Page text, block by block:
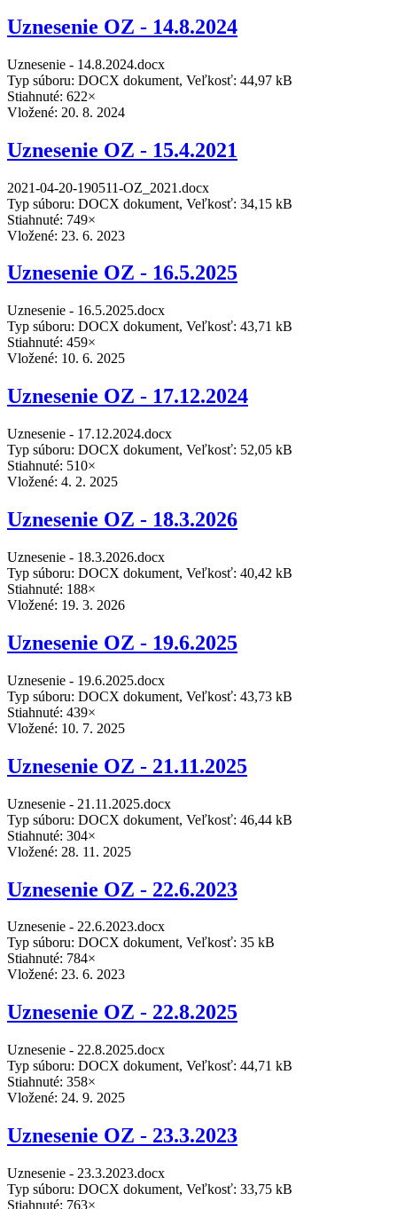
Uznesenie OZ - 14.8.2024
Uznesenie - 14.8.2024.docx
Typ súboru: DOCX dokument, Veľkosť: 44,97 kB
Stiahnuté: 622×
Vložené: 20. 8. 2024
Uznesenie OZ - 15.4.2021
2021-04-20-190511-OZ_2021.docx
Typ súboru: DOCX dokument, Veľkosť: 34,15 kB
Stiahnuté: 749×
Vložené: 23. 6. 2023
Uznesenie OZ - 16.5.2025
Uznesenie - 16.5.2025.docx
Typ súboru: DOCX dokument, Veľkosť: 43,71 kB
Stiahnuté: 459×
Vložené: 10. 6. 2025
Uznesenie OZ - 17.12.2024
Uznesenie - 17.12.2024.docx
Typ súboru: DOCX dokument, Veľkosť: 52,05 kB
Stiahnuté: 510×
Vložené: 4. 2. 2025
Uznesenie OZ - 18.3.2026
Uznesenie - 18.3.2026.docx
Typ súboru: DOCX dokument, Veľkosť: 40,42 kB
Stiahnuté: 188×
Vložené: 19. 3. 2026
Uznesenie OZ - 19.6.2025
Uznesenie - 19.6.2025.docx
Typ súboru: DOCX dokument, Veľkosť: 43,73 kB
Stiahnuté: 439×
Vložené: 10. 7. 2025
Uznesenie OZ - 21.11.2025
Uznesenie - 21.11.2025.docx
Typ súboru: DOCX dokument, Veľkosť: 46,44 kB
Stiahnuté: 304×
Vložené: 28. 11. 2025
Uznesenie OZ - 22.6.2023
Uznesenie - 22.6.2023.docx
Typ súboru: DOCX dokument, Veľkosť: 35 kB
Stiahnuté: 784×
Vložené: 23. 6. 2023
Uznesenie OZ - 22.8.2025
Uznesenie - 22.8.2025.docx
Typ súboru: DOCX dokument, Veľkosť: 44,71 kB
Stiahnuté: 358×
Vložené: 24. 9. 2025
Uznesenie OZ - 23.3.2023
Uznesenie - 23.3.2023.docx
Typ súboru: DOCX dokument, Veľkosť: 33,75 kB
Stiahnuté: 763×